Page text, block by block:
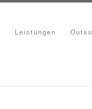
Leistungen